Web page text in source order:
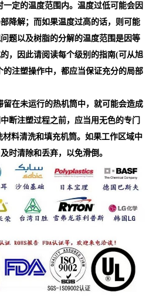
一定的温度范围内。温度过低可能会因
降解；而如果温度过高的话，则可能
题以及树脂的分解的温度范围是因等
，因此请阅读每个级别的指南(可从旭
的注塑操作中，都应当保证充分的局部
留在未运行的热机筒中，就可能会造成
断注塑过程之前，应当用无色的专门
材料清洗和填充机筒。如果工作区域中
时清除和丢弃，以免滑倒。